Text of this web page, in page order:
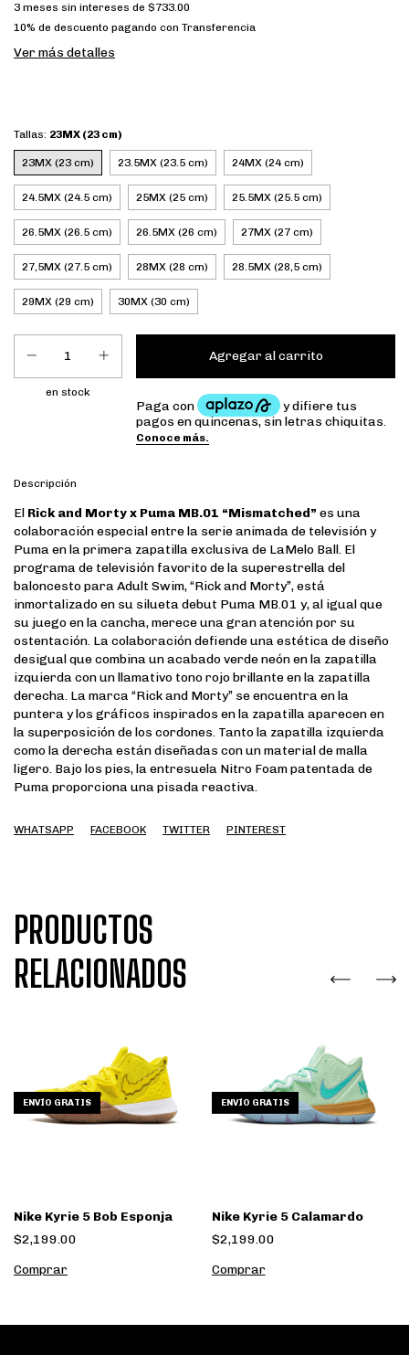
3 meses sin intereses de $733.00
10% de descuento pagando con Transferencia
Ver más detalles
Tallas: 23MX (23 cm)
23MX (23 cm) 23.5MX (23.5 cm) 24MX (24 cm)
24.5MX (24.5 cm) 25MX (25 cm) 25.5MX (25.5 cm)
26.5MX (26.5 cm) 26.5MX (26 cm) 27MX (27 cm)
27,5MX (27.5 cm) 28MX (28 cm) 28.5MX (28,5 cm)
29MX (29 cm) 30MX (30 cm)
en stock
Descripción
El Rick and Morty x Puma MB.01 “Mismatched” es una
colaboración especial entre la serie animada de televisión y
Puma en la primera zapatilla exclusiva de LaMelo Ball. El
programa de televisión favorito de la superestrella del
baloncesto para Adult Swim, “Rick and Morty”, está
inmortalizado en su silueta debut Puma MB.01 y, al igual que
su juego en la cancha, merece una gran atención por su
ostentación. La colaboración defiende una estética de diseño
desigual que combina un acabado verde neón en la zapatilla
izquierda con un llamativo tono rojo brillante en la zapatilla
derecha. La marca “Rick and Morty” se encuentra en la
puntera y los gráficos inspirados en la zapatilla aparecen en
la superposición de los cordones. Tanto la zapatilla izquierda
como la derecha están diseñadas con un material de malla
ligero. Bajo los pies, la entresuela Nitro Foam patentada de
Puma proporciona una pisada reactiva.
WHATSAPP FACEBOOK TWITTER PINTEREST
PRODUCTOS
RELACIONADOS
ENVÍO GRATIS
Nike Kyrie 5 Bob Esponja
$2,199.00
Comprar
ENVÍO GRATIS
Nike Kyrie 5 Calamardo
$2,199.00
Comprar